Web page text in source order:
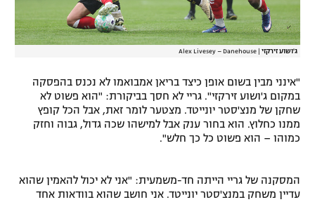
תגיות
המגזין
ג'ושוע זירקזי Alex Livesey – Danehouse
"אינני מבין בשום אופן כיצד בריאן אמבואמו לא נכנס בהפסקה
במקום ג'ושוע זירקזי". גריי לא חסך בביקורת: "הוא פשוט לא
שחקן של מנצ'סטר יונייטד. מצטער לומר זאת, אבל הכל קופץ
ממנו כחלוץ. הוא בחור ענק אבל למישהו שכה גדול, גבוה וחזק
כמוהו – הוא פשוט כל כך חלש".
המסקנה של גריי הייתה חד-משמעית: "אני לא יכול להאמין שהוא
עדיין משחק במנצ'סטר יונייטד. אני חושב שהוא בוודאות אחד